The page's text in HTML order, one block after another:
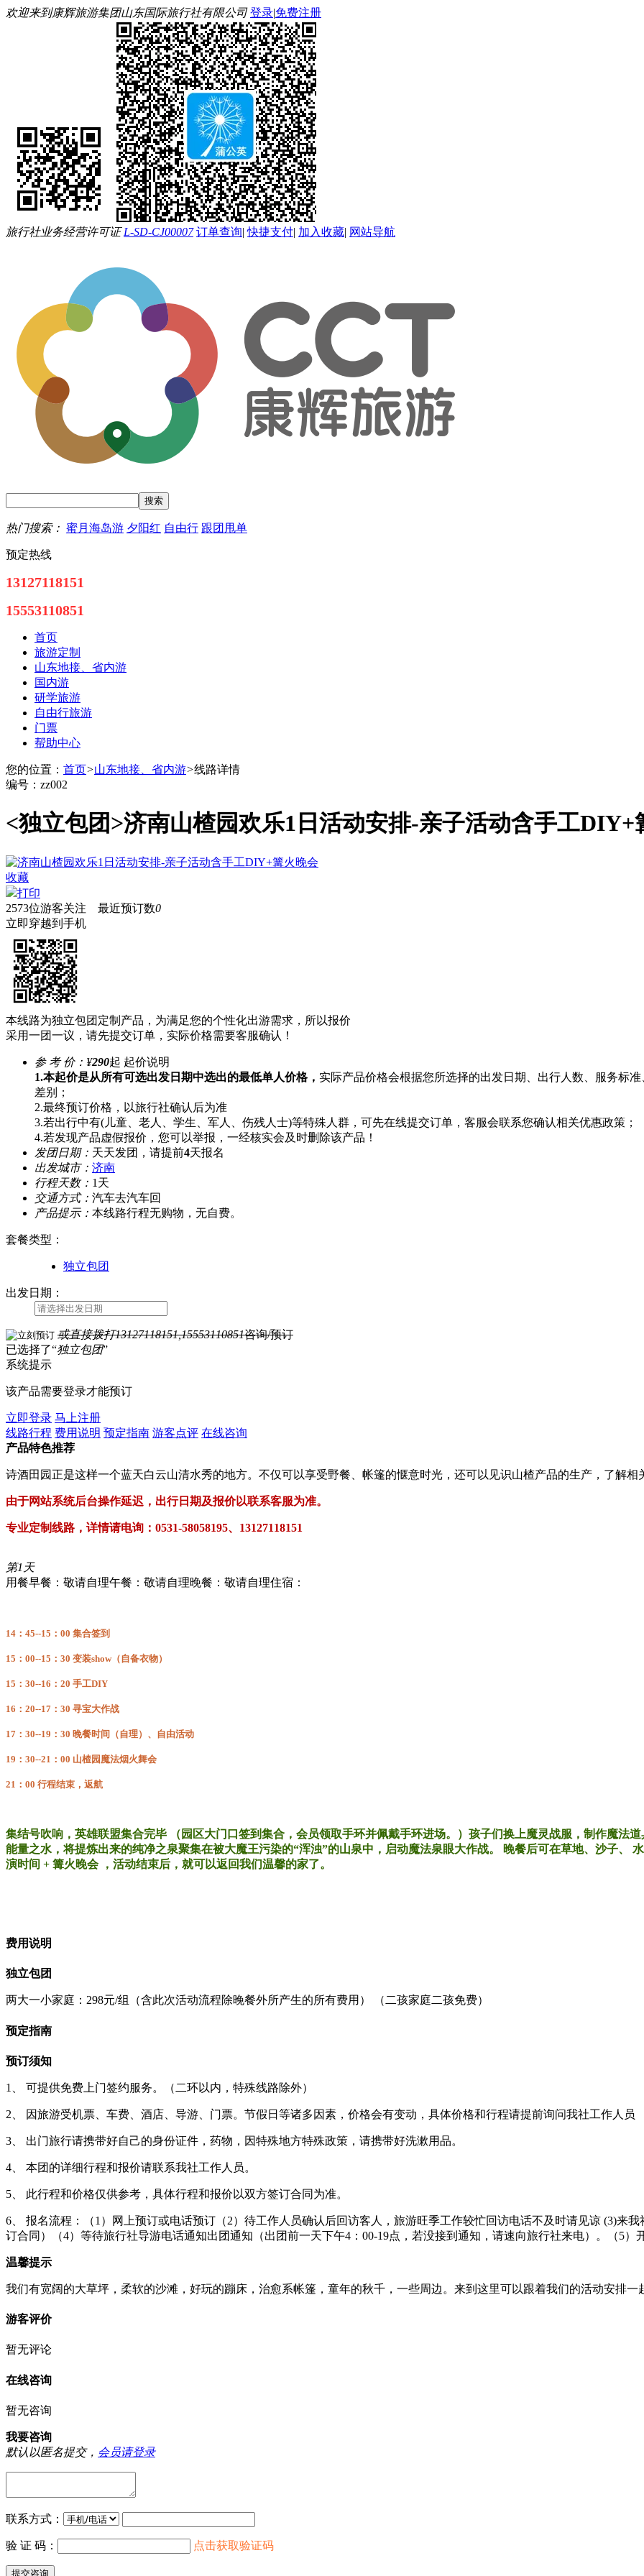
欢迎来到康辉旅游集团山东国际旅行社有限公司登录|免费注册
旅行社业务经营许可证L-SD-CJ00007 订单查询|快捷支付| 加入收藏| 网站导航
热门搜索： 蜜月海岛游 夕阳红 自由行 跟团甩单
预定热线
13127118151
15553110851
首页
旅游定制
山东地接、省内游
国内游
研学旅游
自由行旅游
门票
帮助中心
您的位置： 首页>山东地接、省内游>线路详情
编号：zz002
<独立包团>济南山楂园欢乐1日活动安排-亲子活动含手工DIY+
收藏
打印
2573位游客关注 最近预订数0
立即穿越到手机
本线路为独立包团定制产品，为满足您的个性化出游需求，所以报价
采用一团一议，请先提交订单，实际价格需要客服确认！
参 考 价： ¥290起 起价说明
1.本起价是从所有可选出发日期中选出的最低单人价格， 实际产品价格会根据您所选择的出发日期、出行人数、服务标
差别；
2.最终预订价格，以旅行社确认后为准
3.若出行中有(儿童、老人、学生、军人、伤残人士)等特殊人群，可先在线提交订单，客服会联系您确认相关优惠政策；
4.若发现产品虚假报价，您可以举报，一经核实会及时删除该产品！
发团日期： 天天发团，请提前4天报名
出发城市： 济南
行程天数： 1天
交通方式： 汽车去汽车回
产品提示： 本线路行程无购物，无自费。
套餐类型 ：
独立包团
出发日期：
或直接拨打13127118151,15553110851咨询/预订
已选择了“独立包团”
系统提示
该产品需要登录才能预订
立即登录 马上注册
线路行程 费用说明 预定指南 游客点评 在线咨询
产品特色推荐
诗酒田园正是这样一个蓝天白云山清水秀的地方。不仅可以享受野餐、帐篷的惬意时光，还可以见识山楂产品的生产，了解
由于网站系统后台操作延迟，出行日期及报价以联系客服为准。
专业定制线路，详情请电询：0531-58058195、13127118151
第1天
用餐早餐：敬请自理午餐：敬请自理晚餐：敬请自理住宿：
14：45--15：00 集合签到
15：00--15：30 变装show（自备衣物）
15：30--16：20 手工DIY
16：20--17：30 寻宝大作战
17：30--19：30 晚餐时间（自理）、自由活动
19：30--21：00 山楂园魔法烟火舞会
21：00 行程结束，返航
集结号吹响，英雄联盟集合完毕 （园区大门口签到集合，会员领取手环并佩戴手环进场。）孩子们换上魔灵战服，制作魔法
能量之水，将提炼出来的纯净之泉聚集在被大魔王污染的“浑浊”的山泉中，启动魔法泉眼大作战。 晚餐后可在草地、沙子、
演时间 + 篝火晚会 ，活动结束后，就可以返回我们温馨的家了。
费用说明
独立包团
两大一小家庭：298元/组（含此次活动流程除晚餐外所产生的所有费用） （二孩家庭二孩免费）
预定指南
预订须知
1、 可提供免费上门签约服务。（二环以内，特殊线路除外）
2、 因旅游受机票、车费、酒店、导游、门票。节假日等诸多因素，价格会有变动，具体价格和行程请提前询问我社工作人员
3、 出门旅行请携带好自己的身份证件，药物，因特殊地方特殊政策，请携带好洗漱用品。
4、 本团的详细行程和报价请联系我社工作人员。
5、 此行程和价格仅供参考，具体行程和报价以双方签订合同为准。
6、 报名流程：（1）网上预订或电话预订（2）待工作人员确认后回访客人，旅游旺季工作较忙回访电话不及时请见谅 (3)来
订合同）（4）等待旅行社导游电话通知出团通知（出团前一天下午4：00-19点，若没接到通知，请速向旅行社来电）。（5）
温馨提示
我们有宽阔的大草坪，柔软的沙滩，好玩的蹦床，治愈系帐篷，童年的秋千，一些周边。来到这里可以跟着我们的活动安排
游客评价
暂无评论
在线咨询
暂无咨询
我要咨询
默认以匿名提交， 会员请登录
联系方式：
验 证 码： 点击获取验证码